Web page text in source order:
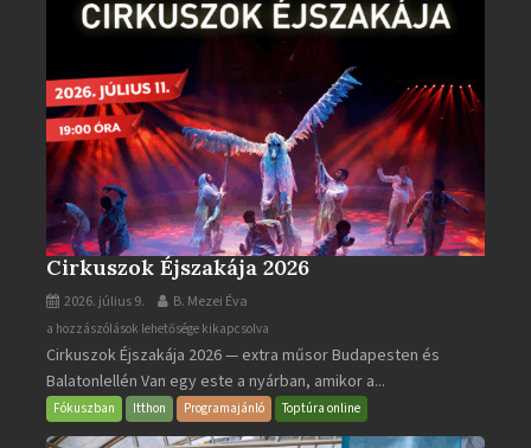
Cirkuszok Éjszakája 2026
2026. július 9. B. Mezei Éva
Cirkuszok
Éjszakája
2026
bejegyzéshez
a hozzászólások lehetősége kikapcsolva
Cirkuszok Éjszakája 2026 — extra műsor Budapesten és
Balatonlellén Van egy este a nyárban, amikor a...
Fókuszban Itthon Programajánló Toptúra online